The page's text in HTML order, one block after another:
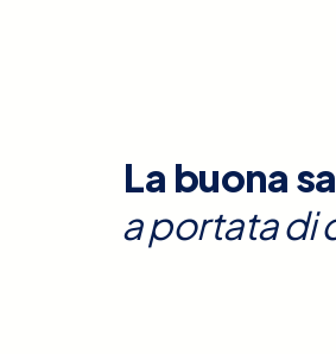
La buona
a portata di